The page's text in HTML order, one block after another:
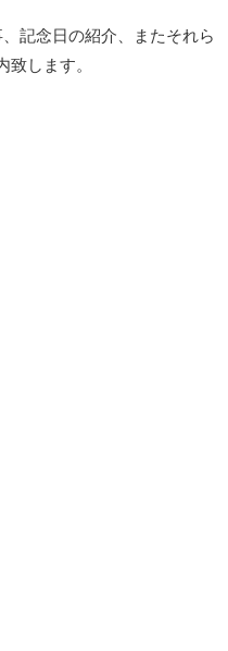
記念日の紹介、またそれら
します。